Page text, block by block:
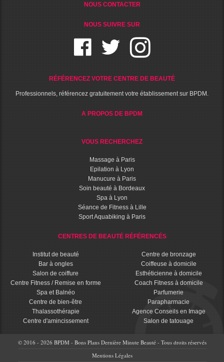
NOUS CONTACTER
NOUS SUIVRE SUR
RÉFÉRENCEZ VOTRE CENTRE DE BEAUTÉ
Professionnels, référencez gratuitement votre établissement sur BPDM.
A PROPOS DE BPDM
VOUS RECHERCHEZ
Massage à Paris
Epilation à Lyon
Manucure à Paris
Soin beauté à Bordeaux
Spa à Lyon
Séance de Fitness à Lille
Sport Aquabiking à Paris
CENTRES DE BEAUTÉ RÉFÉRENCÉS
Institut de beauté
Bar à ongles
Salon de coiffure
Centre Fitness / Remise en forme
Spa et Balnéo
Centre de bien-être
Thalassothérapie
Centre d'amincissement
Centre de bronzage
Coiffeuse à domicile
Esthéticienne à domicile
Coach Fitness à domicile
Parfumerie
Parapharmacie
Agence Conseils en Image
Salon de tatouage
© 2016 - 2026 BPDM - Bons Plans Dernière Minute Beauté - Tous droits réservés
Mentions Légales